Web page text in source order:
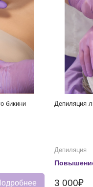
бикини Депиляция
Депиляция
3 000₽